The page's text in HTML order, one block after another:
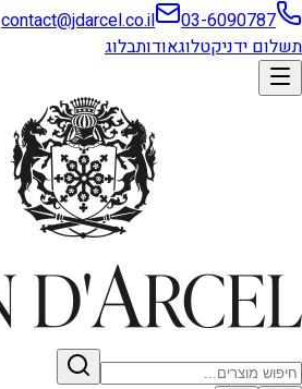
03-6090787
contact@jdarcel.co.il
תשלום ידניקטלוגאודותבלוג